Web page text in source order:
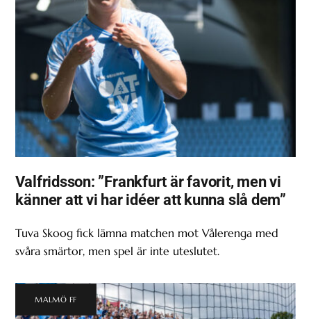
Valfridsson: ”Frankfurt är favorit, men vi
känner att vi har idéer att kunna slå dem”
Tuva Skoog fick lämna matchen mot Vålerenga med
svåra smärtor, men spel är inte uteslutet.
MALMÖ FF